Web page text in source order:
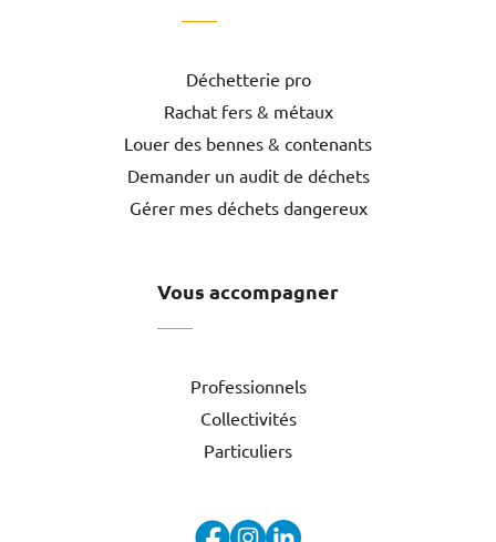
Déchetterie pro
Rachat fers & métaux
Louer des bennes & contenants
Demander un audit de déchets
Gérer mes déchets dangereux
Vous accompagner
Professionnels
Collectivités
Particuliers